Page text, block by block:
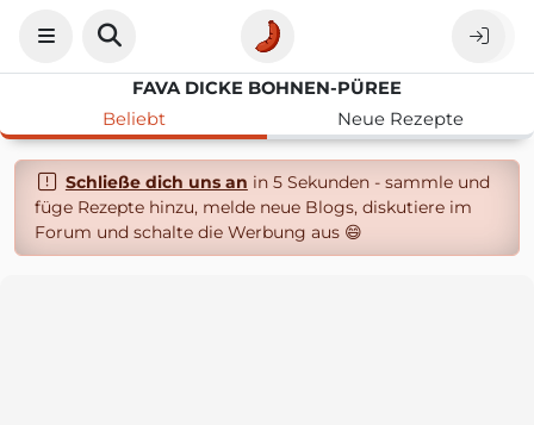
FAVA DICKE BOHNEN-PÜREE
Beliebt
Neue Rezepte
Schließe dich uns an in 5 Sekunden - sammle und
füge Rezepte hinzu, melde neue Blogs, diskutiere im
Forum und schalte die Werbung aus 😄